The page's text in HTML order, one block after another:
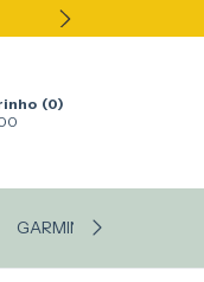
(0)
GARMIN